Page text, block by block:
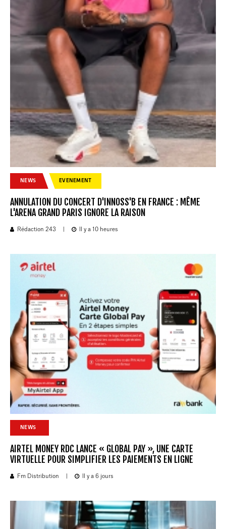
NEWS EVENEMENT
ANNULATION DU CONCERT D'INNOSS'B EN FRANCE : MÊME
L'ARENA GRAND PARIS IGNORE LA RAISON
Rédaction 243 Il y a 10 heures
NEWS
AIRTEL MONEY RDC LANCE « GLOBAL PAY », UNE CARTE
VIRTUELLE POUR SIMPLIFIER LES PAIEMENTS EN LIGNE
Fm Distribution Il y a 6 jours